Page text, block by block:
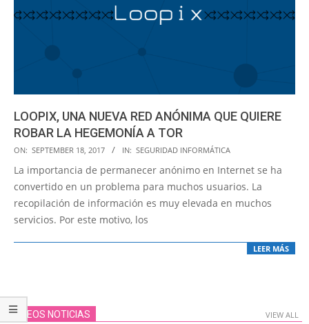
LOOPIX, UNA NUEVA RED ANÓNIMA QUE QUIERE
ROBAR LA HEGEMONÍA A TOR
2017-
09-
18
ON: SEPTEMBER 18, 2017 IN: SEGURIDAD INFORMÁTICA
La importancia de permanecer anónimo en Internet se ha
convertido en un problema para muchos usuarios. La
recopilación de información es muy elevada en muchos
servicios. Por este motivo, los
LEER MÁS
VIDEOS NOTICIAS VIEW ALL